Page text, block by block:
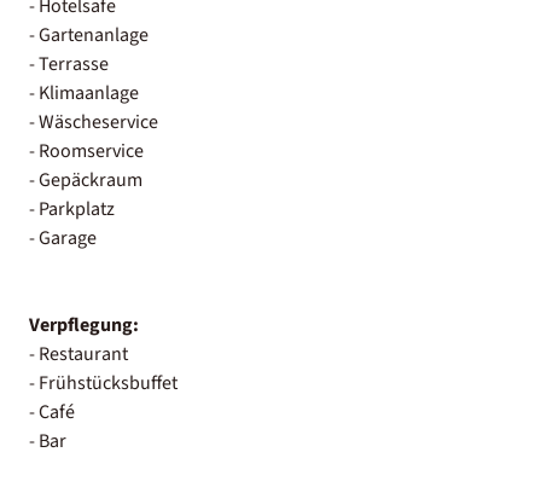
- Hotelsafe
- Gartenanlage
- Terrasse
- Klimaanlage
- Wäscheservice
- Roomservice
- Gepäckraum
- Parkplatz
- Garage
Verpflegung:
- Restaurant
- Frühstücksbuffet
- Café
- Bar